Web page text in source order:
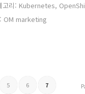
고리: Kubernetes,
OM marketing
5 6 7